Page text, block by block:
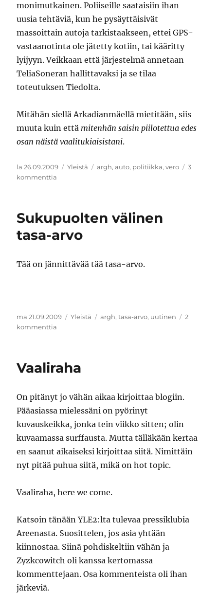
monimutkainen. Poliiseille saataisiin ihan
uusia tehtäviä, kun he pysäyttäisivät
massoittain autoja tarkistaakseen, ettei GPS-
vastaanotinta ole jätetty kotiin, tai kääritty
lyijyyn. Veikkaan että järjestelmä annetaan
TeliaSoneran hallittavaksi ja se tilaa
toteutuksen Tiedolta.
Mitähän siellä Arkadianmäellä mietitään, siis
muuta kuin että mitenhän saisin piilotettua edes
osan näistä vaalitukiaisistani.
Julkaistu
la 26.09.2009 Kategoriat
Yleistä Avainsanat
argh,auto, politiikka,vero
3
kommenttia
Sukupuolten välinen
tasa-arvo
Tää on jännittävää tää tasa-arvo.
Julkaistu
ma 21.09.2009 Kategoriat
Yleistä Avainsanat
argh,tasa-arvo, uutinen
2
kommenttia
arvo
Vaaliraha
On pitänyt jo vähän aikaa kirjoittaa blogiin.
Pääasiassa mielessäni on pyörinyt
kuvauskeikka, jonka tein viikko sitten; olin
kuvaamassa surffausta. Mutta tälläkään kertaa
en saanut aikaiseksi kirjoittaa siitä. Nimittäin
nyt pitää puhua siitä, mikä on hot topic.
Vaaliraha, here we come.
Katsoin tänään YLE2:lta tulevaa pressiklubia
Areenasta. Suosittelen, jos asia yhtään
kiinnostaa. Siinä pohdiskeltiin vähän ja
Zyzkcowitch oli kanssa kertomassa
kommenttejaan. Osa kommenteista oli ihan
järkeviä.